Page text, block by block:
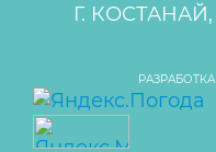
Г.
РАЗРАБОТКА